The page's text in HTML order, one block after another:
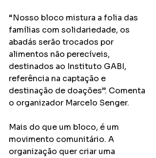
“Nosso bloco mistura a folia das
famílias com solidariedade, os
abadás serão trocados por
alimentos não perecíveis,
destinados ao Instituto GABI,
referência na captação e
destinação de doações”. Comenta
o organizador Marcelo Senger.
Mais do que um bloco, é um
movimento comunitário. A
organização quer criar uma